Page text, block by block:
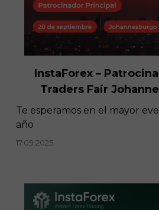
InstaForex –
Traders Fair
Te esperamos en el mayor
año
17.09.2025